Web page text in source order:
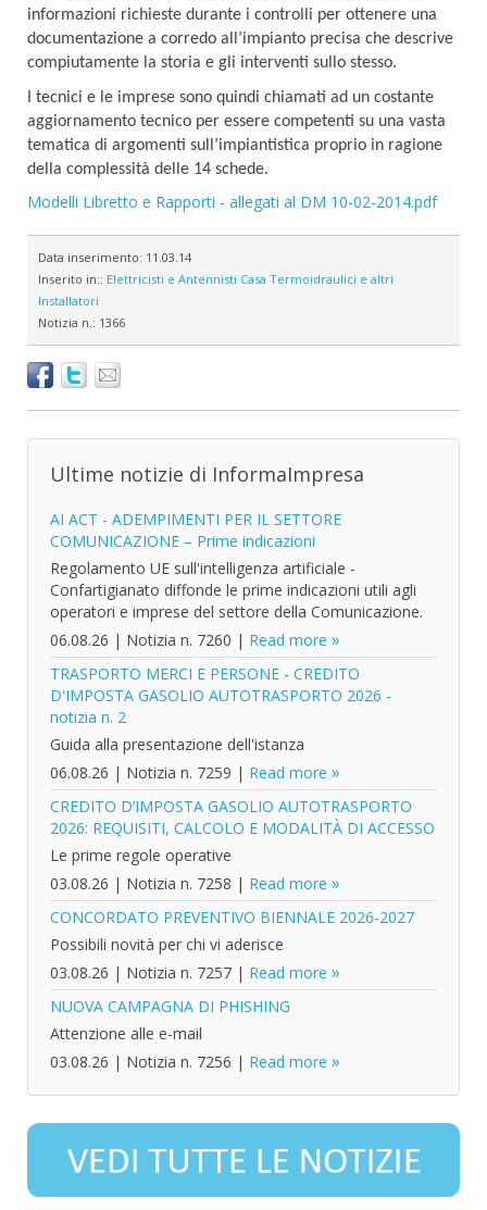
informazioni richieste durante i controlli per ottenere una
documentazione a corredo all’impianto precisa che descrive
compiutamente la storia e gli interventi sullo stesso.
I tecnici e le imprese sono quindi chiamati ad un costante
aggiornamento tecnico per essere competenti su una vasta
tematica di argomenti sull’impiantistica proprio in ragione
della complessità delle 14 schede.
Modelli Libretto e Rapporti - allegati al DM 10-02-2014.pdf
Data inserimento: 11.03.14
Inserito in:: Elettricisti e Antennisti Casa Termoidraulici e altri
Installatori
Notizia n.: 1366
Ultime notizie di InformaImpresa
AI ACT - ADEMPIMENTI PER IL SETTORE
COMUNICAZIONE – Prime indicazioni
Regolamento UE sull'intelligenza artificiale -
Confartigianato diffonde le prime indicazioni utili agli
operatori e imprese del settore della Comunicazione.
06.08.26 | Notizia n. 7260 | Read more
TRASPORTO MERCI E PERSONE - CREDITO
D'IMPOSTA GASOLIO AUTOTRASPORTO 2026 -
notizia n. 2
Guida alla presentazione dell'istanza
06.08.26 | Notizia n. 7259 | Read more
CREDITO D’IMPOSTA GASOLIO AUTOTRASPORTO
2026: REQUISITI, CALCOLO E MODALITÀ DI ACCESSO
Le prime regole operative
03.08.26 | Notizia n. 7258 | Read more
CONCORDATO PREVENTIVO BIENNALE 2026-2027
Possibili novità per chi vi aderisce
03.08.26 | Notizia n. 7257 | Read more
NUOVA CAMPAGNA DI PHISHING
Attenzione alle e-mail
03.08.26 | Notizia n. 7256 | Read more